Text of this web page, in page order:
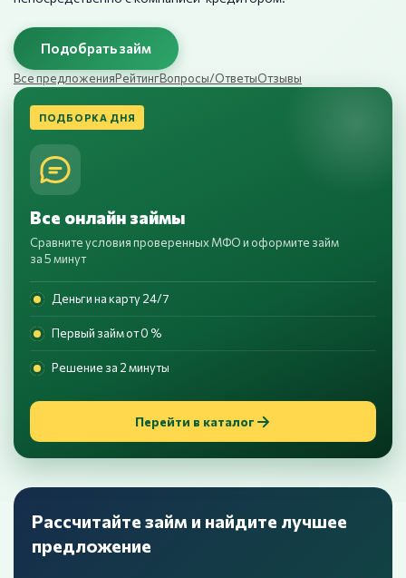
Подобрать займ
Все предложенияРейтингВопросы/ОтветыОтзывы
ПОДБОРКА ДНЯ
Все онлайн займы
Сравните условия проверенных МФО и оформите займ
за 5 минут
Деньги на карту 24/7
Первый займ от 0 %
Решение за 2 минуты
Перейти в каталог
Рассчитайте займ и найдите лучшее
предложение